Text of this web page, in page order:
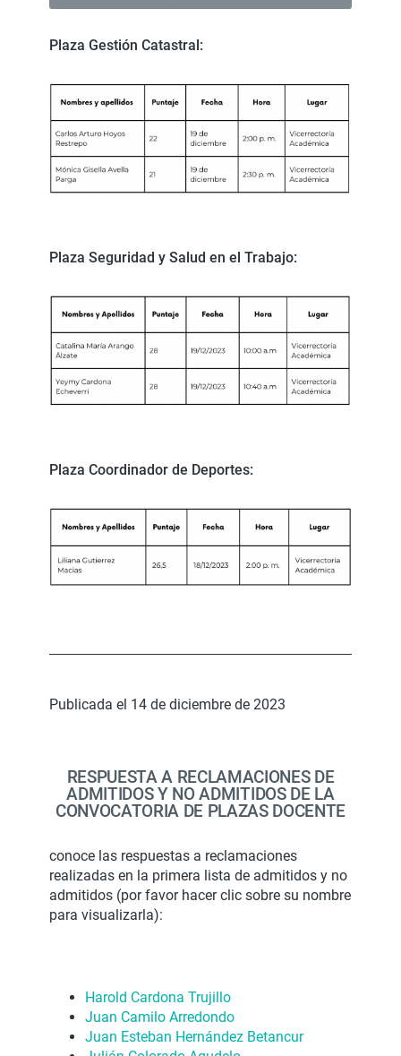
Plaza Gestión Catastral:
Plaza Seguridad y Salud en el Trabajo:
Plaza Coordinador de Deportes:
Publicada el 14 de diciembre de 2023
RESPUESTA A RECLAMACIONES DE
ADMITIDOS Y NO ADMITIDOS DE LA
CONVOCATORIA DE PLAZAS DOCENTE
conoce las respuestas a reclamaciones
realizadas en la primera lista de admitidos y no
admitidos (por favor hacer clic sobre su nombre
para visualizarla):
Harold Cardona Trujillo
Juan Camilo Arredondo
Juan Esteban Hernández Betancur